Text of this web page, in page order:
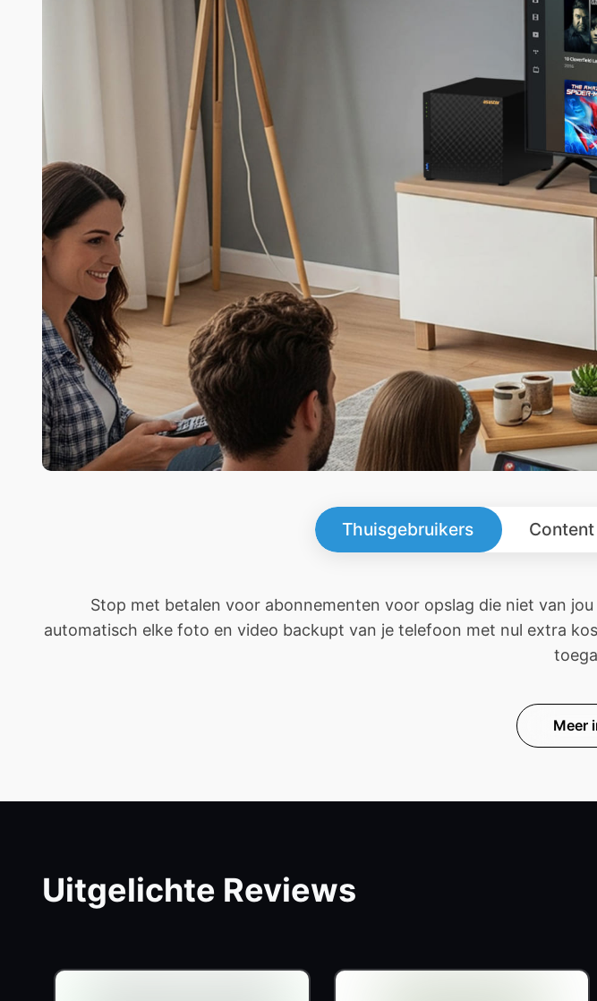
Thuisgebruikers
Stop met betalen voor abonnementen voor opslag die niet van
automatisch elke foto en video backupt van je telefoon met nul extra
Meer
Uitgelichte Reviews